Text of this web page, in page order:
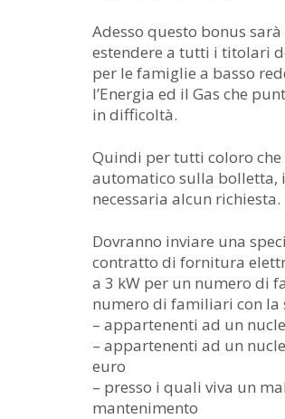
Adesso questo bonus
estendere a tutti i titolari
per le famiglie a basso
l’Energia ed il Gas che
in difficoltà.
Quindi per tutti coloro
automatico sulla bolletta,
necessaria alcun richiesta.
Dovranno inviare una
contratto di fornitura
a 3 kW per un numero di
numero di familiari con la
– appartenenti ad un
– appartenenti ad un
euro
– presso i quali viva un
mantenimento